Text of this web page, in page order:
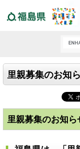
里親募集のお知
里親募集のお知ら